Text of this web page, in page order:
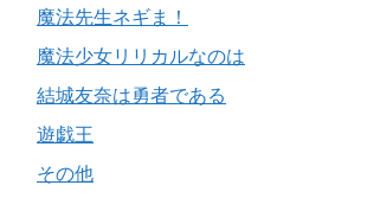
魔法先生ネギま！
魔法少女リリカルなのは
結城友奈は勇者である
遊戯王
その他